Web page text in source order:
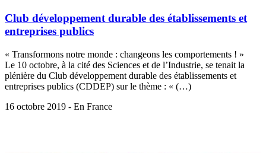
Club développement durable des établissements et
entreprises publics
« Transformons notre monde : changeons les comportements ! »
Le 10 octobre, à la cité des Sciences et de l’Industrie, se tenait la
plénière du Club développement durable des établissements et
entreprises publics (CDDEP) sur le thème : « (…)
16 octobre 2019 - En France